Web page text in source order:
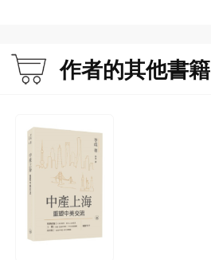
作者的其他書籍